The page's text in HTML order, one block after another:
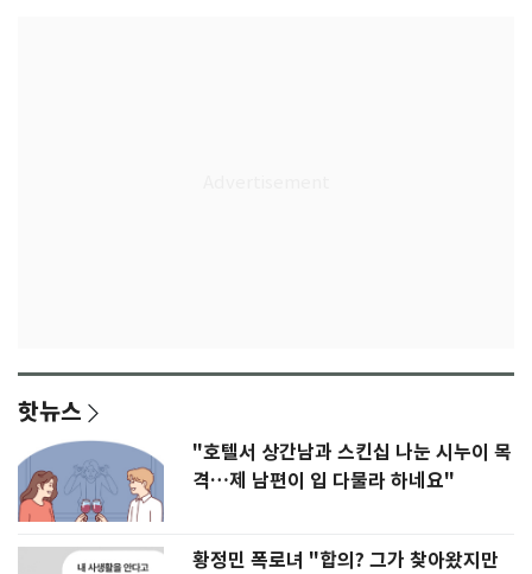
핫뉴스
"호텔서 상간남과 스킨십 나눈 시누이 목
격…제 남편이 입 다물라 하네요"
황정민 폭로녀 "합의? 그가 찾아왔지만